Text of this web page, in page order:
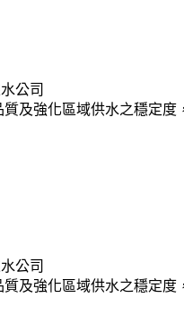
公司
及強化區域供水之穩定
公司
及強化區域供水之穩定